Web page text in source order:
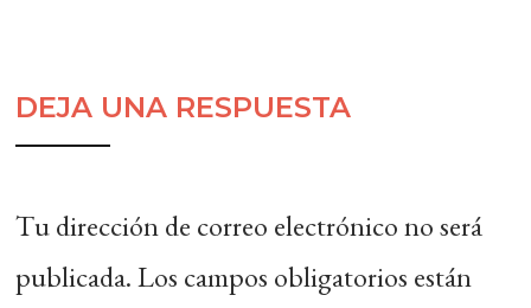
DEJA UNA RESPUESTA
Tu dirección de correo electrónico no será
publicada. Los campos obligatorios están